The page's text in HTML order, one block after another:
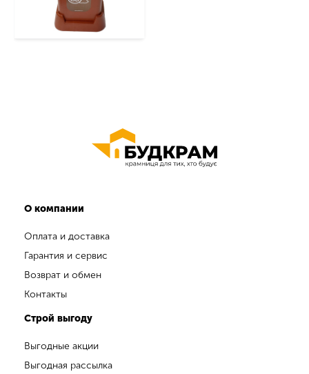
О компании
Оплата и доставка
Гарантия и сервис
Возврат и обмен
Контакты
Строй выгоду
Выгодные акции
Выгодная рассылка